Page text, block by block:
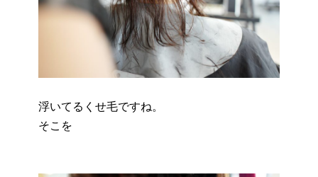
浮いてるくせ毛ですね。
そこを